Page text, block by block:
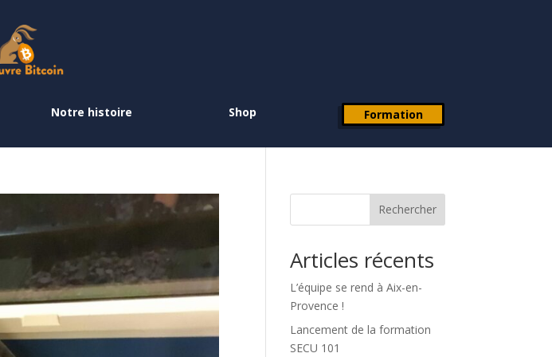
Notre histoire Shop Formation
Rechercher
Articles récents
L’équipe se rend à Aix-en-
Provence !
Lancement de la formation
SECU 101